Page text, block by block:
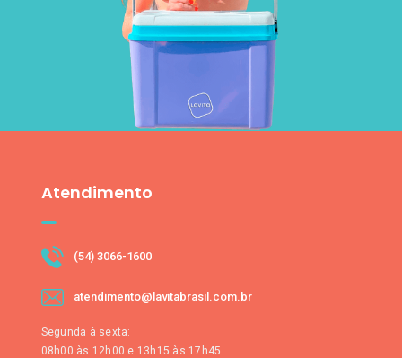
Atendimento
(54) 3066-1600
atendimento@lavitabrasil.com.br
Segunda à sexta:
08h00 às 12h00 e 13h15 às 17h45